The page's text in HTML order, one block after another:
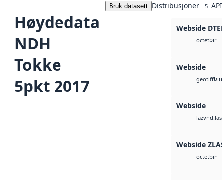
Høydedata
NDH
Tokke
5pkt 2017
Bruk datasett Distribusjoner 5
Webside
octetbin
Webside
geotiffbin
Webside
laz
Webside
octetbin